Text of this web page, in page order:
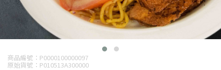
商品編號：P0000100000097
原始貨號：P010513A300000